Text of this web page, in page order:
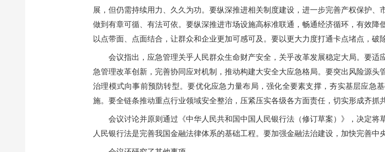
展，但仍需持续用力、久久为功。要纵深推进相关制度建设，进一步完善产权保护、
做到有章可循、有法可依。要纵深推进市场设施高标准联通，畅通经济循环，有效降
以点带面、点面结合，让群众和企业更加可感可及。要以更大力度打通卡点堵点，破
会议指出，应急管理关乎人民群众生命财产安全，关乎改革发展稳定大局。要适
急管理改革创新，完善协同应对机制，推动构建大安全大应急格局。要突出风险源
治理模式向事前预防转型。要优化应急力量布局，强化全要素支撑，夯实基层应急
施。要全链条推动重点行业领域安全整治，压紧压实各级各方面责任，切实形成齐抓
会议讨论并原则通过《中华人民共和国中国人民银行法（修订草案）》，决定将
人民银行法是完善我国金融法律体系的基础工程。要加强金融法治建设，加快完善中